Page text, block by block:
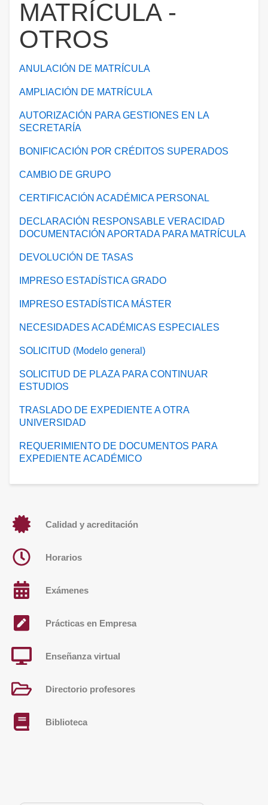
MATRÍCULA -
OTROS
ANULACIÓN DE MATRÍCULA
AMPLIACIÓN DE MATRÍCULA
AUTORIZACIÓN PARA GESTIONES EN LA
SECRETARÍA
BONIFICACIÓN POR CRÉDITOS SUPERADOS
CAMBIO DE GRUPO
CERTIFICACIÓN ACADÉMICA PERSONAL
DECLARACIÓN RESPONSABLE VERACIDAD
DOCUMENTACIÓN APORTADA PARA MATRÍCULA
DEVOLUCIÓN DE TASAS
IMPRESO ESTADÍSTICA GRADO
IMPRESO ESTADÍSTICA MÁSTER
NECESIDADES ACADÉMICAS ESPECIALES
SOLICITUD (Modelo general)
SOLICITUD DE PLAZA PARA CONTINUAR
ESTUDIOS
TRASLADO DE EXPEDIENTE A OTRA
UNIVERSIDAD
REQUERIMIENTO DE DOCUMENTOS PARA
EXPEDIENTE ACADÉMICO
Calidad y acreditación
Horarios
Exámenes
Prácticas en Empresa
Enseñanza virtual
Directorio profesores
Biblioteca